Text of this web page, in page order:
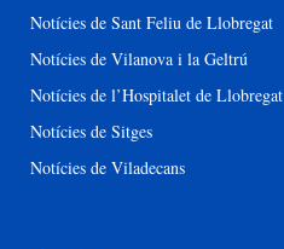
Notícies de Sant Feliu de Llobregat
Notícies de Vilanova i la Geltrú
Notícies de l’Hospitalet de Llobregat
Notícies de Sitges
Notícies de Viladecans